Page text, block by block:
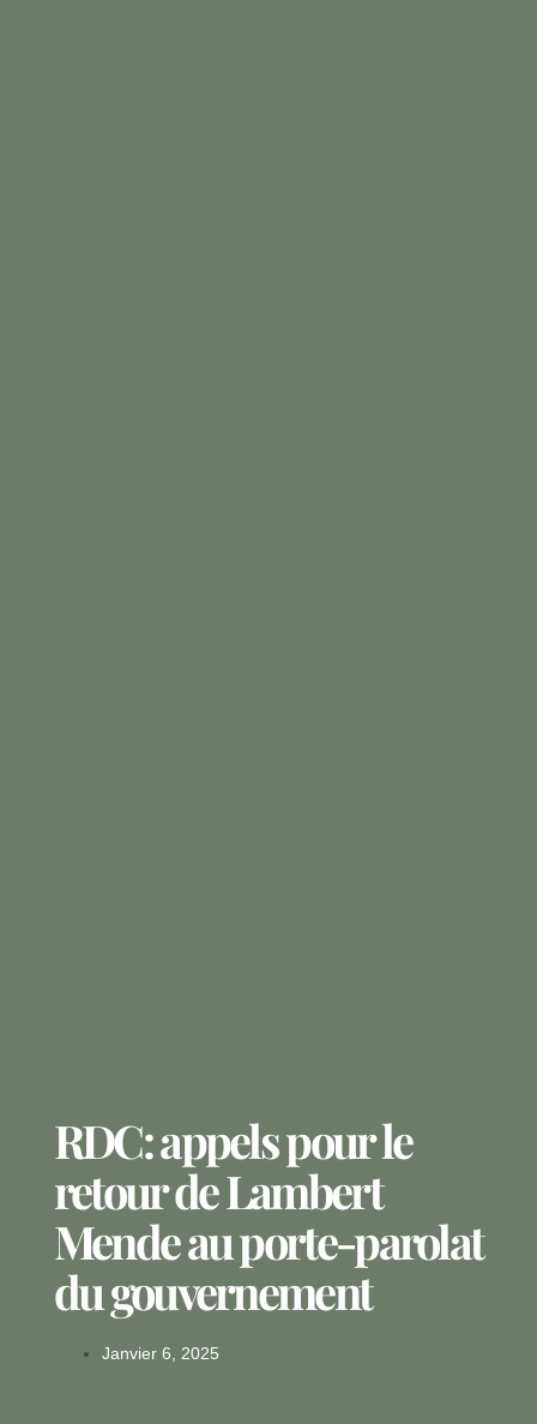
RDC: appels pour le
retour de Lambert
Mende au porte-parolat
du gouvernement
Janvier 6, 2025